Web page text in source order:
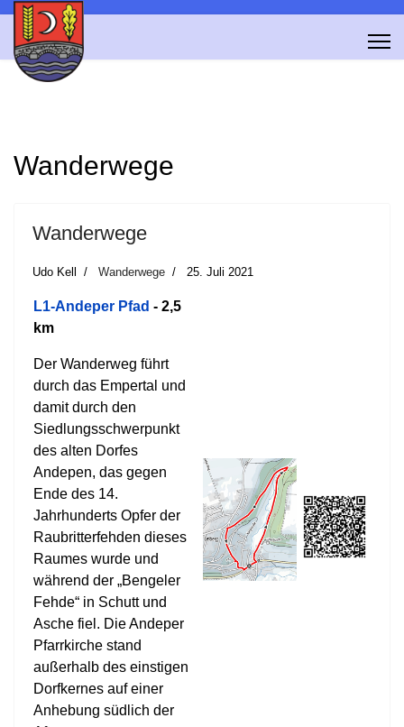
Wanderwege
Wanderwege
Udo Kell Wanderwege 25. Juli 2021
L1-Andeper Pfad - 2,5
km
Der Wanderweg führt
durch das Empertal und
damit durch den
Siedlungsschwerpunkt
des alten Dorfes
Andepen, das gegen
Ende des 14.
Jahrhunderts Opfer der
Raubritterfehden dieses
Raumes wurde und
während der „Bengeler
Fehde“ in Schutt und
Asche fiel. Die Andeper
Pfarrkirche stand
außerhalb des einstigen
Dorfkernes auf einer
Anhebung südlich der